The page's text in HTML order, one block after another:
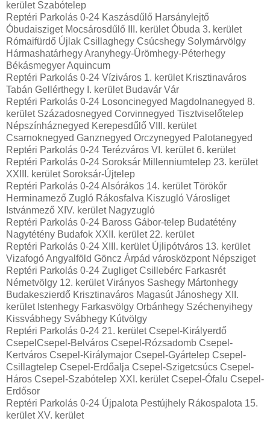
kerület Szabótelep
Reptéri Parkolás 0-24 Kaszásdűlő Harsánylejtő
Óbudaisziget Mocsárosdűlő III. kerület Óbuda 3. kerület
Rómaifürdő Újlak Csillaghegy Csúcshegy Solymárvölgy
Hármashatárhegy Aranyhegy-Ürömhegy-Péterhegy
Békásmegyer Aquincum
Reptéri Parkolás 0-24 Víziváros 1. kerület Krisztinaváros
Tabán Gellérthegy I. kerület Budavár Vár
Reptéri Parkolás 0-24 Losoncinegyed Magdolnanegyed 8.
kerület Századosnegyed Corvinnegyed Tisztviselőtelep
Népszínháznegyed Kerepesdűlő VIII. kerület
Csarnoknegyed Ganznegyed Orczynegyed Palotanegyed
Reptéri Parkolás 0-24 Terézváros VI. kerület 6. kerület
Reptéri Parkolás 0-24 Soroksár Millenniumtelep 23. kerület
XXIII. kerület Soroksár-Újtelep
Reptéri Parkolás 0-24 Alsórákos 14. kerület Törökőr
Herminamező Zugló Rákosfalva Kiszugló Városliget
Istvánmező XIV. kerület Nagyzugló
Reptéri Parkolás 0-24 Baross Gábor-telep Budatétény
Nagytétény Budafok XXII. kerület 22. kerület
Reptéri Parkolás 0-24 XIII. kerület Újlipótváros 13. kerület
Vizafogó Angyalföld Göncz Árpád városközpont Népsziget
Reptéri Parkolás 0-24 Zugliget Csillebérc Farkasrét
Németvölgy 12. kerület Virányos Sashegy Mártonhegy
Budakeszierdő Krisztinaváros Magasút Jánoshegy XII.
kerület Istenhegy Farkasvölgy Orbánhegy Széchenyihegy
Kissvábhegy Svábhegy Kútvölgy
Reptéri Parkolás 0-24 21. kerület Csepel-Királyerdő
CsepelCsepel-Belváros Csepel-Rózsadomb Csepel-
Kertváros Csepel-Királymajor Csepel-Gyártelep Csepel-
Csillagtelep Csepel-Erdőalja Csepel-Szigetcsúcs Csepel-
Háros Csepel-Szabótelep XXI. kerület Csepel-Ófalu Csepel-
Erdősor
Reptéri Parkolás 0-24 Újpalota Pestújhely Rákospalota 15.
kerület XV. kerület